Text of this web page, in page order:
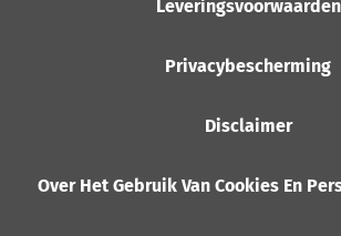
Leveringsvoorwaarden
Privacybescherming
Disclaimer
Over Het Gebruik Van Cookies En